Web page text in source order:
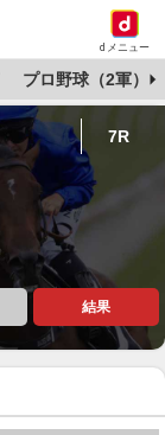
dメニュー
プロ野球（2軍）
7R
結果